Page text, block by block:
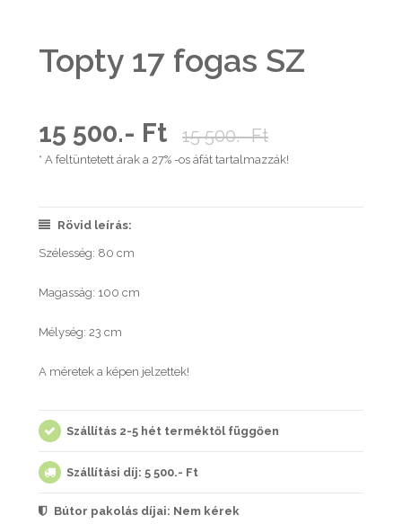
Topty 17 fogas SZ
15 500.- Ft 15 500.- Ft
* A feltüntetett árak a 27% -os áfát tartalmazzák!
Rövid leírás:
Szélesség: 80 cm
Magasság: 100 cm
Mélység: 23 cm
A méretek a képen jelzettek!
Szállítás 2-5 hét terméktől függően
Szállítási díj: 5 500.- Ft
Bútor pakolás díjai: Nem kérek